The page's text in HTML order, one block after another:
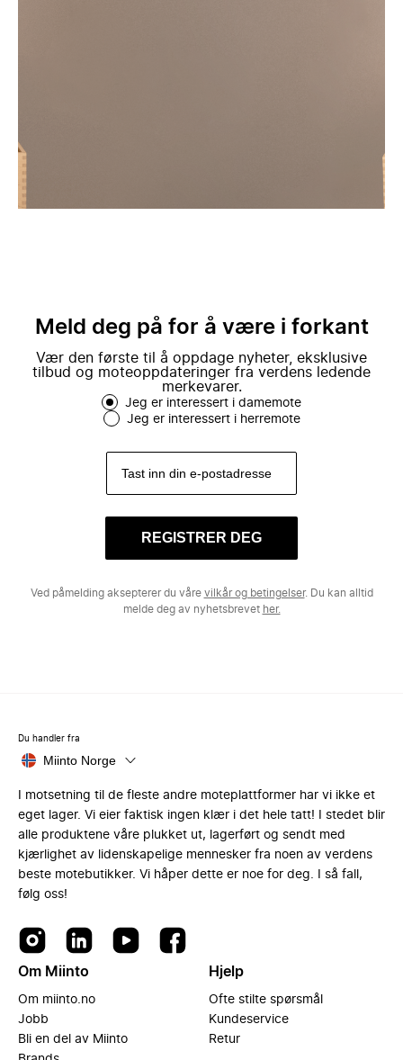
Meld deg på for å være i forkant
Vær den første til å oppdage nyheter, eksklusive
tilbud og moteoppdateringer fra verdens ledende
merkevarer.
Jeg er interessert i damemote
Jeg er interessert i herremote
REGISTRER DEG
Ved påmelding aksepterer du våre vilkår og betingelser. Du kan alltid
melde deg av nyhetsbrevet her.
Du handler fra
Miinto Norge
I motsetning til de fleste andre moteplattformer har vi ikke et
eget lager. Vi eier faktisk ingen klær i det hele tatt! I stedet blir
alle produktene våre plukket ut, lagerført og sendt med
kjærlighet av lidenskapelige mennesker fra noen av verdens
beste motebutikker. Vi håper dette er noe for deg. I så fall,
følg oss!
Om Miinto
Om miinto.no
Jobb
Bli en del av Miinto
Hjelp
Ofte stilte spørsmål
Kundeservice
Retur